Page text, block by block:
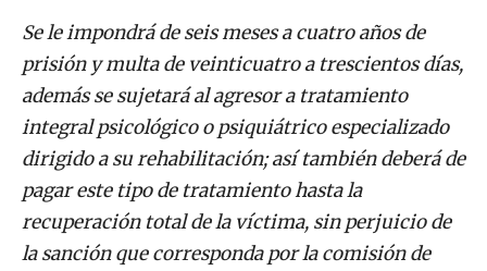
Se le impondrá de seis meses a cuatro años de
prisión y multa de veinticuatro a trescientos días,
además se sujetará al agresor a tratamiento
integral psicológico o psiquiátrico especializado
dirigido a su rehabilitación; así también deberá de
pagar este tipo de tratamiento hasta la
recuperación total de la víctima, sin perjuicio de
la sanción que corresponda por la comisión de